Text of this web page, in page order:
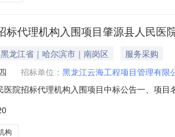
标代理机构入围项目肇源县人民医
黑龙江省｜哈尔滨市｜南岗区
服务采购
招标单位： 黑龙江云海工程项目管理有限
医院招标代理机构入围项目中标公告一、项
标代理机构入围，承担肇源县人民医院招标
标
构